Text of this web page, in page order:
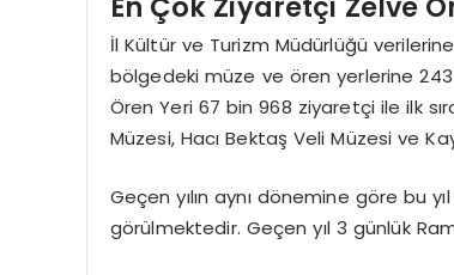
İl Kültür ve Turizm Müdürlüğü
bölgedeki müze ve ören yerlerine
Ören Yeri 67 bin 968 ziyaretçi ile ilk
Müzesi, Hacı Bektaş Veli Müzesi ve
Geçen yılın aynı dönemine göre bu
görülmektedir. Geçen yıl 3 günlük